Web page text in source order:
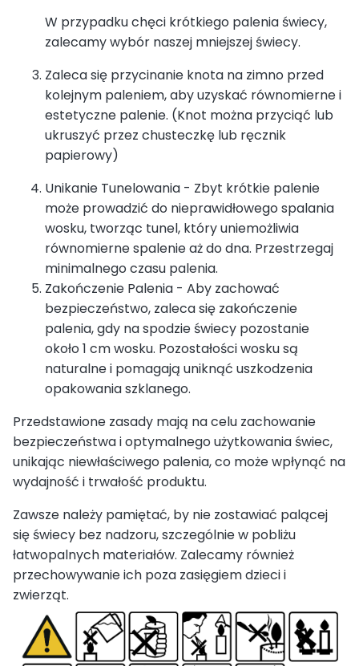
W przypadku chęci krótkiego palenia świecy,
zalecamy wybór naszej mniejszej świecy.
Zaleca się przycinanie knota na zimno przed
kolejnym paleniem, aby uzyskać równomierne i
estetyczne palenie. (Knot można przyciąć lub
ukruszyć przez chusteczkę lub ręcznik
papierowy)
Unikanie Tunelowania - Zbyt krótkie palenie
może prowadzić do nieprawidłowego spalania
wosku, tworząc tunel, który uniemożliwia
równomierne spalenie aż do dna. Przestrzegaj
minimalnego czasu palenia.
Zakończenie Palenia - Aby zachować
bezpieczeństwo, zaleca się zakończenie
palenia, gdy na spodzie świecy pozostanie
około 1 cm wosku. Pozostałości wosku są
naturalne i pomagają uniknąć uszkodzenia
opakowania szklanego.
Przedstawione zasady mają na celu zachowanie
bezpieczeństwa i optymalnego użytkowania świec,
unikając niewłaściwego palenia, co może wpłynąć na
wydajność i trwałość produktu.
Zawsze należy pamiętać, by nie zostawiać palącej
się świecy bez nadzoru, szczególnie w pobliżu
łatwopalnych materiałów. Zalecamy również
przechowywanie ich poza zasięgiem dzieci i
zwierząt.